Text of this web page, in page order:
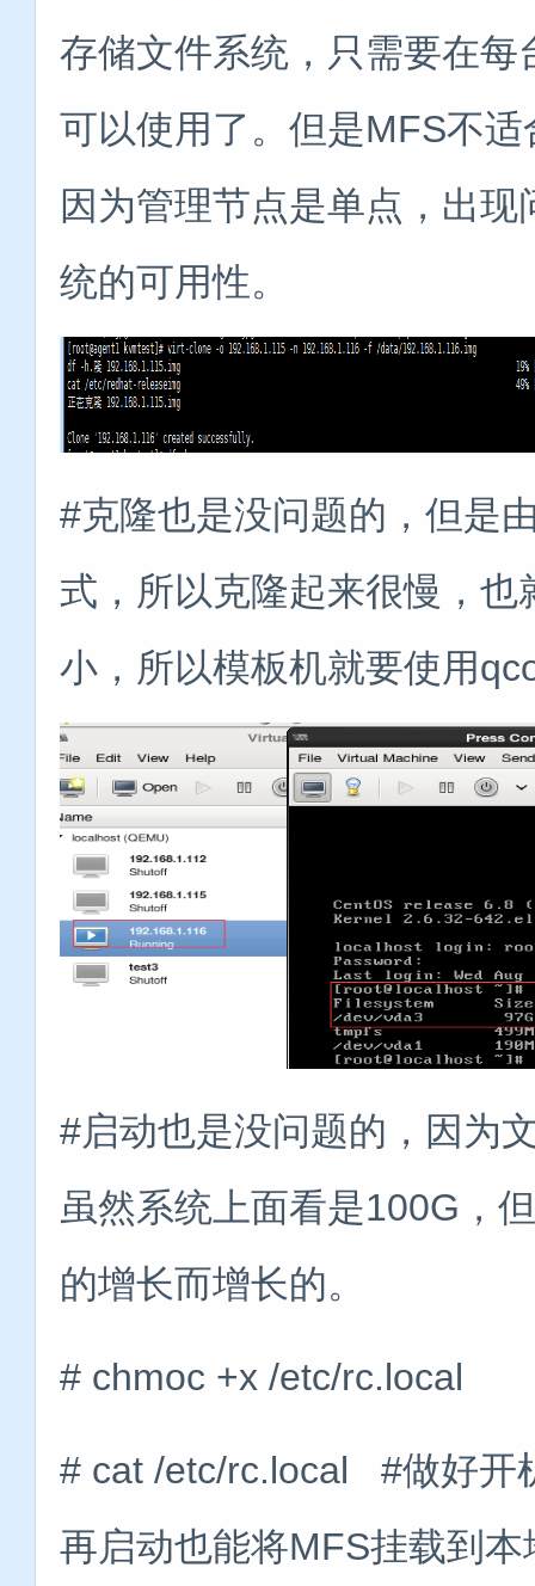
存储文件系统，只需要在
可以使用了。但是MFS不
因为管理节点是单点，出
统的可用性。
#克隆也是没问题的，但是
式，所以克隆起来很慢，
小，所以模板机就要使用
#启动也是没问题的，因为
虽然系统上面看是100G，
的增长而增长的。
# chmoc +x /etc/rc.local
# cat /etc/rc.local #做好开
再启动也能将MFS挂载到本